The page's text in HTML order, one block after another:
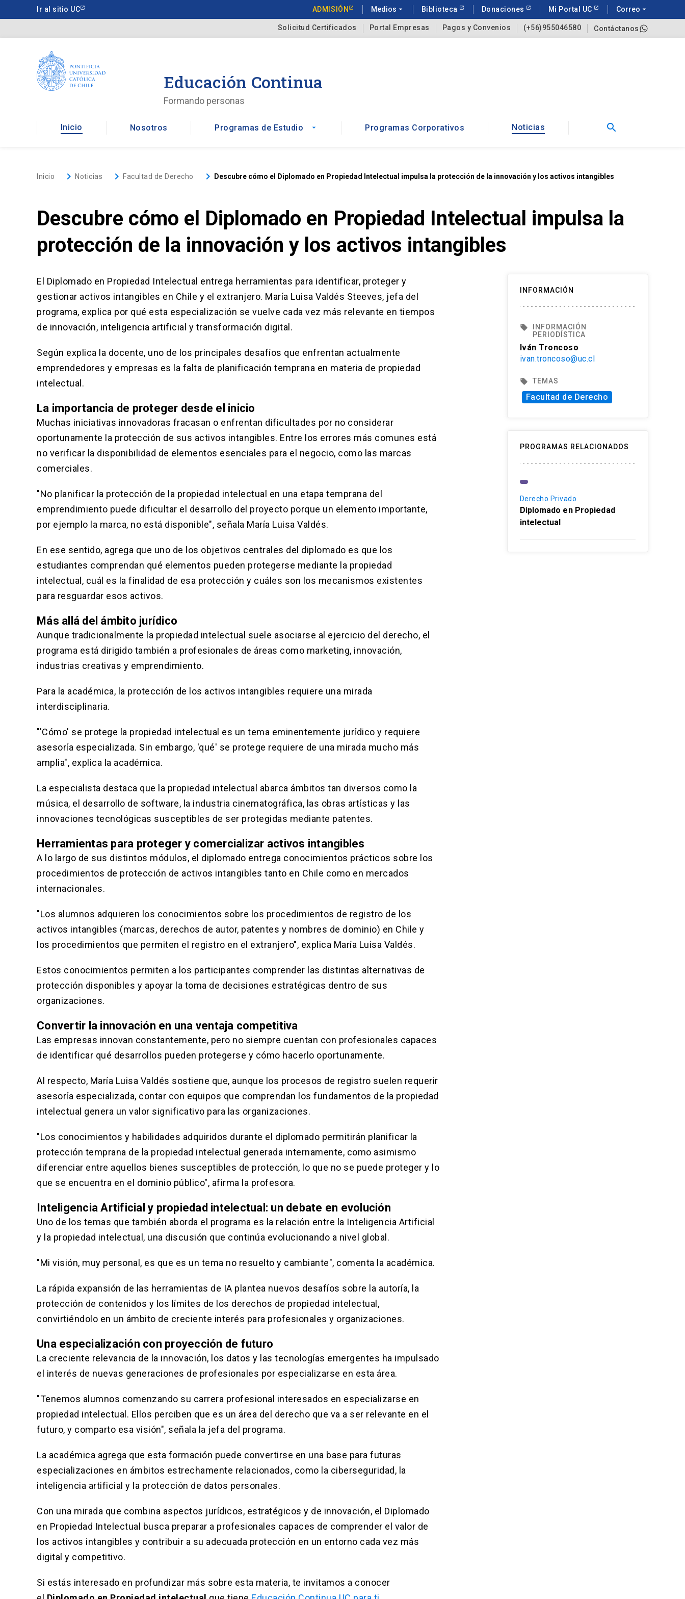
a
Ir al sitio UC ADMISIÓN Medios arrow_drop_down Biblioteca Donaciones Mi Portal UC Correo arrow_drop_down
Solicitud Certificados Portal Empresas Pagos y Convenios (+56)955046580 Contáctanos
Educación Continua
Formando personas
Inicio Nosotros Programas de Estudio arrow_drop_down Programas Corporativos Noticias search
Inicio keyboard_arrow_rightNoticias keyboard_arrow_rightFacultad de Derecho keyboard_arrow_right Descubre cómo el Diplomado en Propiedad Intelectual impulsa la protección de la innovación y los activos intangibles
Descubre cómo el Diplomado en Propiedad Intelectual impulsa la
protección de la innovación y los activos intangibles
El Diplomado en Propiedad Intelectual entrega herramientas para identificar, proteger y
gestionar activos intangibles en Chile y el extranjero. María Luisa Valdés Steeves, jefa del
programa, explica por qué esta especialización se vuelve cada vez más relevante en tiempos
de innovación, inteligencia artificial y transformación digital.
Según explica la docente, uno de los principales desafíos que enfrentan actualmente
emprendedores y empresas es la falta de planificación temprana en materia de propiedad
intelectual.
La importancia de proteger desde el inicio
Muchas iniciativas innovadoras fracasan o enfrentan dificultades por no considerar
oportunamente la protección de sus activos intangibles. Entre los errores más comunes está
no verificar la disponibilidad de elementos esenciales para el negocio, como las marcas
comerciales.
"No planificar la protección de la propiedad intelectual en una etapa temprana del
emprendimiento puede dificultar el desarrollo del proyecto porque un elemento importante,
por ejemplo la marca, no está disponible", señala María Luisa Valdés.
En ese sentido, agrega que uno de los objetivos centrales del diplomado es que los
estudiantes comprendan qué elementos pueden protegerse mediante la propiedad
intelectual, cuál es la finalidad de esa protección y cuáles son los mecanismos existentes
para resguardar esos activos.
Más allá del ámbito jurídico
Aunque tradicionalmente la propiedad intelectual suele asociarse al ejercicio del derecho, el
programa está dirigido también a profesionales de áreas como marketing, innovación,
industrias creativas y emprendimiento.
Para la académica, la protección de los activos intangibles requiere una mirada
interdisciplinaria.
"'Cómo' se protege la propiedad intelectual es un tema eminentemente jurídico y requiere
asesoría especializada. Sin embargo, 'qué' se protege requiere de una mirada mucho más
amplia", explica la académica.
La especialista destaca que la propiedad intelectual abarca ámbitos tan diversos como la
música, el desarrollo de software, la industria cinematográfica, las obras artísticas y las
innovaciones tecnológicas susceptibles de ser protegidas mediante patentes.
Herramientas para proteger y comercializar activos intangibles
A lo largo de sus distintos módulos, el diplomado entrega conocimientos prácticos sobre los
procedimientos de protección de activos intangibles tanto en Chile como en mercados
internacionales.
"Los alumnos adquieren los conocimientos sobre los procedimientos de registro de los
activos intangibles (marcas, derechos de autor, patentes y nombres de dominio) en Chile y
los procedimientos que permiten el registro en el extranjero", explica María Luisa Valdés.
Estos conocimientos permiten a los participantes comprender las distintas alternativas de
protección disponibles y apoyar la toma de decisiones estratégicas dentro de sus
organizaciones.
Convertir la innovación en una ventaja competitiva
Las empresas innovan constantemente, pero no siempre cuentan con profesionales capaces
de identificar qué desarrollos pueden protegerse y cómo hacerlo oportunamente.
Al respecto, María Luisa Valdés sostiene que, aunque los procesos de registro suelen requerir
asesoría especializada, contar con equipos que comprendan los fundamentos de la propiedad
intelectual genera un valor significativo para las organizaciones.
"Los conocimientos y habilidades adquiridos durante el diplomado permitirán planificar la
protección temprana de la propiedad intelectual generada internamente, como asimismo
diferenciar entre aquellos bienes susceptibles de protección, lo que no se puede proteger y lo
que se encuentra en el dominio público", afirma la profesora.
Inteligencia Artificial y propiedad intelectual: un debate en evolución
Uno de los temas que también aborda el programa es la relación entre la Inteligencia Artificial
y la propiedad intelectual, una discusión que continúa evolucionando a nivel global.
"Mi visión, muy personal, es que es un tema no resuelto y cambiante", comenta la académica.
La rápida expansión de las herramientas de IA plantea nuevos desafíos sobre la autoría, la
protección de contenidos y los límites de los derechos de propiedad intelectual,
convirtiéndolo en un ámbito de creciente interés para profesionales y organizaciones.
Una especialización con proyección de futuro
La creciente relevancia de la innovación, los datos y las tecnologías emergentes ha impulsado
el interés de nuevas generaciones de profesionales por especializarse en esta área.
"Tenemos alumnos comenzando su carrera profesional interesados en especializarse en
propiedad intelectual. Ellos perciben que es un área del derecho que va a ser relevante en el
futuro, y comparto esa visión", señala la jefa del programa.
La académica agrega que esta formación puede convertirse en una base para futuras
especializaciones en ámbitos estrechamente relacionados, como la ciberseguridad, la
inteligencia artificial y la protección de datos personales.
Con una mirada que combina aspectos jurídicos, estratégicos y de innovación, el Diplomado
en Propiedad Intelectual busca preparar a profesionales capaces de comprender el valor de
los activos intangibles y contribuir a su adecuada protección en un entorno cada vez más
digital y competitivo.
Si estás interesado en profundizar más sobre esta materia, te invitamos a conocer
INFORMACIÓN
local_offer
INFORMACIÓN
PERIODÍSTICA
Iván Troncoso
ivan.troncoso@uc.cl
local_offer TEMAS
Facultad de Derecho
PROGRAMAS RELACIONADOS
Derecho Privado
Diplomado en Propiedad
intelectual